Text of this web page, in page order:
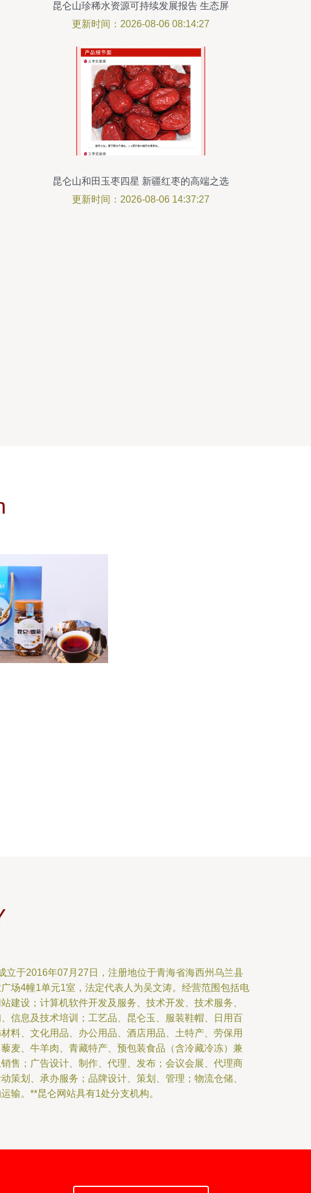
昆仑山珍稀水资源可持续发展报告 生态屏
障与未来之泉
更新时间：2026-08-06 08:14:27
昆仑山和田玉枣四星 新疆红枣的高端之选
更新时间：2026-08-06 14:37:27
立于2016年07月27日，注册地位于青海省海西州乌兰县
场4幢1单元1室，法定代表人为吴文涛。经营范围包括电
建设；计算机软件开发及服务、技术开发、技术服务、
信息及技术培训；工艺品、昆仑玉、服装鞋帽、日用百
料、文化用品、办公用品、酒店用品、土特产、劳保用
麦、牛羊肉、青藏特产、预包装食品（含冷藏冷冻）兼
售；广告设计、制作、代理、发布；会议会展、代理商
策划、承办服务；品牌设计、策划、管理；物流仓储、
输。**昆仑网站具有1处分支机构。